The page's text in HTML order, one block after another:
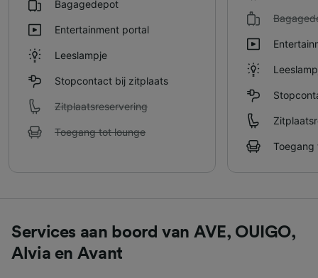
Bagagedepot
Entertainment portal
Leeslampje
Stopcontact bij zitplaats
Zitplaatsreservering
Toegang tot lounge
Toegang
Services aan boord van AVE, OUIGO,
Alvia en Avant